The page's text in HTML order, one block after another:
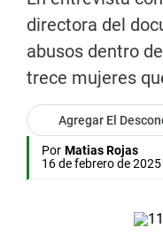
directora del
abusos dentro
trece mujeres
Agregar El
Por Matias Rojas
16 de febrero de 2025